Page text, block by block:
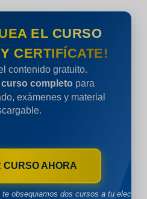
EL CURSO
CERTIFÍCATE!
contenido gratuito.
curso completo para
exámenes y material
CURSO AHORA
obsequiamos dos cursos a tu